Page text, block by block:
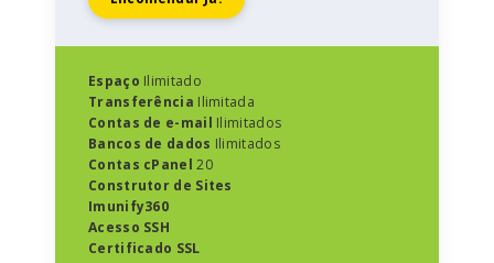
Espaço Ilimitado
Transferência Ilimitada
Contas de e-mail Ilimitados
Bancos de dados Ilimitados
Contas cPanel 20
Construtor de Sites
Imunify360
Acesso SSH
Certificado SSL